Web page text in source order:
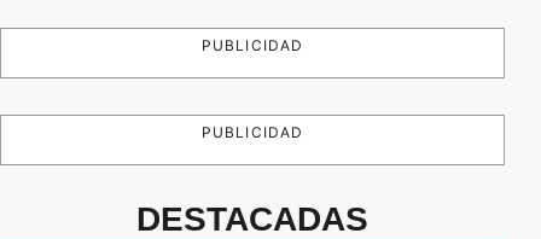
PUBLICIDAD
PUBLICIDAD
DESTACADAS